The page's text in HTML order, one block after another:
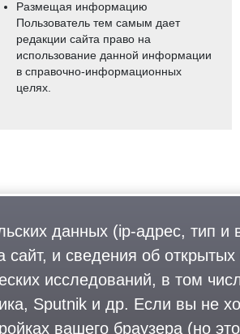
Размещая информацию
Пользователь тем самым дает
редакции сайта право на
использование данной информации
в справочно-информационных
целях.
данных (ip-адрес, тип и
и сведения об
исследований, в том
Sputnik и др. Если вы не
вашего браузера (но